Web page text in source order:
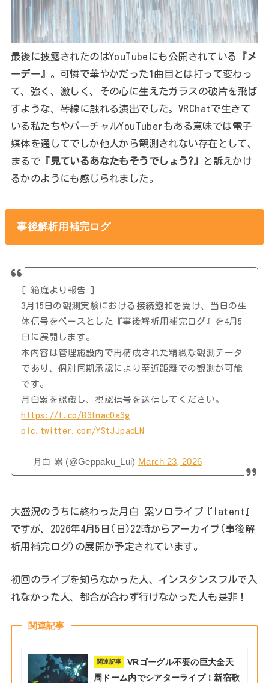
最後に披露されたのはYouTubeにも公開されている
『メ
ーデー』 。可憐で華やかだった1曲目とは打って変わっ
て、強く、激しく、その心に生えたガラスの破片を飛ば
すような、琴線に触れる演出でした。VRChatで生きて
いる私たちやバーチャルYouTuberもある意味では電子
媒体を通してでしか他人から観測されない存在として、
まるで 『見ているあなたもそうでしょう?』
と訴えかけ
るかのようにも感じられました。
事後解析用補完ログ
[ 箱庭より報告 ]
3月15日の観測実験における接続飽和を受け、当日の生
体信号をベースとした『事後解析用補完ログ』を4月5
日に展開します。
本内容は管理施設内で再構成された精緻な観測データ
であり、個別同期承認により至近距離での観測が可能
です。
月白累を認識し、視認信号を送信してください。
https://t.co/B3tnacOa3g
pic.twitter.com/YStJJpacLN
— 月白 累 (@Geppaku_Lui) March 23, 2026
大盛況のうちに終わった月白 累ソロライブ『latent』
ですが、2026年4月5日(日)22時からアーカイブ(事後解
析用補完ログ)の展開が予定されています。
初回のライブを知らなかった人、インスタンスフルで入
れなかった人、都合が合わず行けなかった人も是非！
関連記事
関連記事
VRゴーグル不要の巨大全天
周ドーム内でシアターライブ！新宿歌